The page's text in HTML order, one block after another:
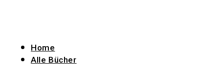
Home
Alle Bücher